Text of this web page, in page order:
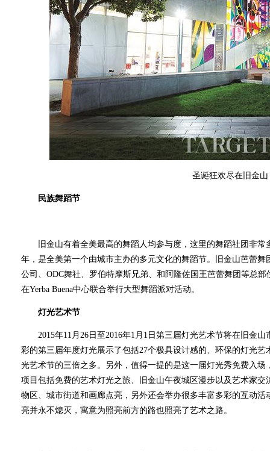
圣诞狂欢尽在旧金山
民族舞蹈节
旧金山有着全美最高的舞蹈人均参与度，这里的舞蹈社团非常
年，是全美第一个由城市主办的多元文化的舞蹈节。旧金山芭蕾
公司、ODC舞社、罗伯特摩斯兄弟、和阿隆佐国王芭蕾舞团等总
在Yerba Buena中心联合举行大型舞蹈派对活动。
灯光艺术节
2015年11月26日至2016年1月1日第三届灯光艺术节将在旧金山
彩的第三届年度灯光展示了包括27个极具设计感的、环保的灯光艺
光艺术节的三倍之多。另外，值得一提的是这一届灯光秀免费入
项目包括免费的艺术灯光之旅、旧金山午夜城区漫步以及艺术家
物区、城市街道和画廊点亮，另外还会举办很多丰富多彩的互动活
亮并永不熄灭，寓意为照亮前方的路也照亮了艺术之路。